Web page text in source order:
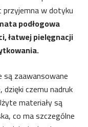
w dotyku
podłogowa
łatwej pielęgnacji
zaawansowane
czemu nadruk
materiały są
co ma szczególne